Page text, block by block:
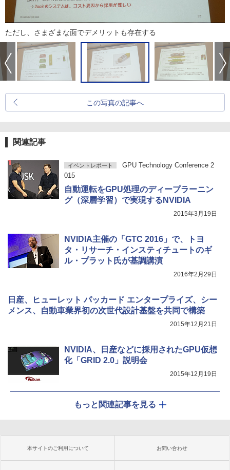
ただし、さまざまな面でデメリットも存在する
この写真の記事へ
関連記事
イベントレポート
GPU Technology Conference 2
015
自動運転をGPU処理のディープラーニン
グ（深層学習）で実現するNVIDIA
2015年3月19日
NVIDIA主催の「GTC 2016」で、トヨ
タ・リサーチ・インスティチュートのギ
ル・プラット氏が基調講演
2016年2月29日
日産、ヒューレット パッカード エンタープライズ、シー
メンス、自動車業界初の次世代設計基盤を共同で構築
2015年12月21日
NVIDIA、日産などに採用されたGPU仮想
化「GRID 2.0」説明会
2015年12月19日
もっと関連記事を見る
本サイトのご利用について お問い合わせ